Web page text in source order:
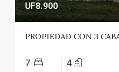
UF8.900
7 4